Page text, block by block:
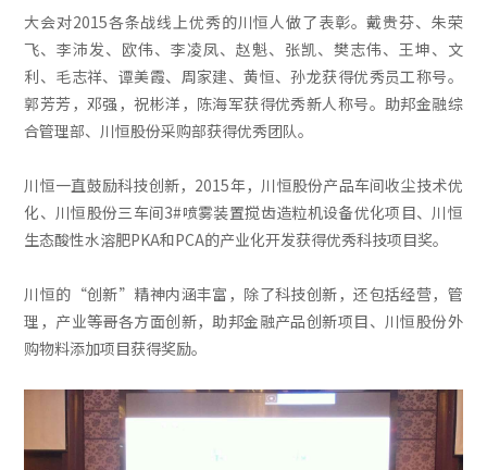
大会对2015各条战线上优秀的川恒人做了表彰。戴贵芬、朱荣
飞、李沛发、欧伟、李凌凤、赵魁、张凯、樊志伟、王坤、文
利、毛志祥、谭美霞、周家建、黄恒、孙龙获得优秀员工称号。
郭芳芳，邓强，祝彬洋，陈海军获得优秀新人称号。助邦金融综
合管理部、川恒股份采购部获得优秀团队。
川恒一直鼓励科技创新，2015年，川恒股份产品车间收尘技术优
化、川恒股份三车间3#喷雾装置搅齿造粒机设备优化项目、川恒
生态酸性水溶肥PKA和PCA的产业化开发获得优秀科技项目奖。
川恒的“创新”精神内涵丰富，除了科技创新，还包括经营，管
理，产业等哥各方面创新，助邦金融产品创新项目、川恒股份外
购物料添加项目获得奖励。